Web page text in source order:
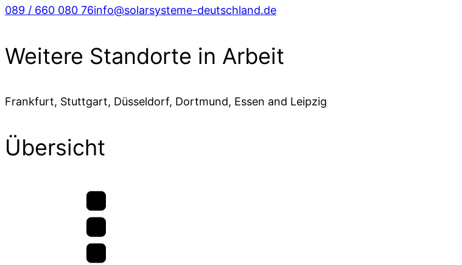
089 / 660 080 76info@solarsysteme-deutschland.de
Weitere Standorte in Arbeit
Frankfurt, Stuttgart, Düsseldorf, Dortmund, Essen and Leipzig
Übersicht